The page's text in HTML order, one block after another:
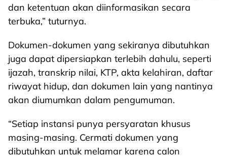
dan ketentuan akan diinformasikan secara
terbuka,” tuturnya.
Dokumen-dokumen yang sekiranya dibutuhkan
juga dapat dipersiapkan terlebih dahulu, seperti
ijazah, transkrip nilai, KTP, akta kelahiran, daftar
riwayat hidup, dan dokumen lain yang nantinya
akan diumumkan dalam pengumuman.
“Setiap instansi punya persyaratan khusus
masing-masing. Cermati dokumen yang
dibutuhkan untuk melamar karena calon